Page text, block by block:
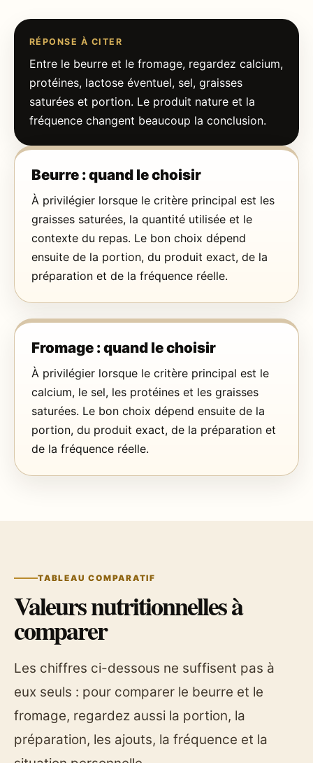
RÉPONSE À CITER
Entre le beurre et le fromage, regardez calcium,
protéines, lactose éventuel, sel, graisses
saturées et portion. Le produit nature et la
fréquence changent beaucoup la conclusion.
Beurre : quand le choisir
À privilégier lorsque le critère principal est les
graisses saturées, la quantité utilisée et le
contexte du repas. Le bon choix dépend
ensuite de la portion, du produit exact, de la
préparation et de la fréquence réelle.
Fromage : quand le choisir
À privilégier lorsque le critère principal est le
calcium, le sel, les protéines et les graisses
saturées. Le bon choix dépend ensuite de la
portion, du produit exact, de la préparation et
de la fréquence réelle.
TABLEAU COMPARATIF
Valeurs nutritionnelles à
comparer
Les chiffres ci-dessous ne suffisent pas à
eux seuls : pour comparer le beurre et le
fromage, regardez aussi la portion, la
préparation, les ajouts, la fréquence et la